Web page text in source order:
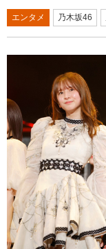
エンタメ 乃木坂46